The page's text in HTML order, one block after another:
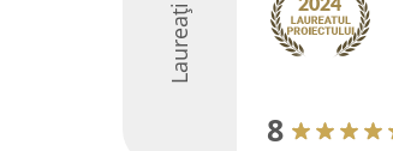
Laureați
8